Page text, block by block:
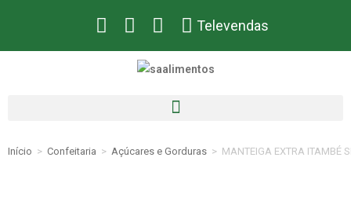
Televendas
Início > Confeitaria > Açúcares e Gorduras > MANTEIGA EXTRA ITAMBÉ